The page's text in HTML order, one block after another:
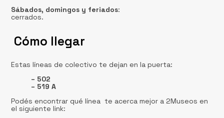
Cómo llegar
Sábados, domingos y feriados:
cerrados.
Estas líneas de colectivo te dejan en la puerta:
– 502
– 519 A
Podés encontrar qué línea te acerca mejor a 2Museos en
el siguiente link: